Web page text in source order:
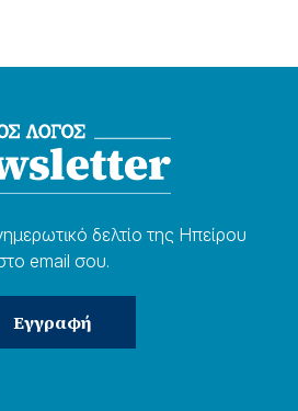
δελτίο της Ηπείρου
email σου.